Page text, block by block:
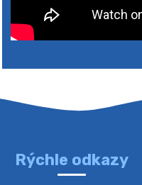
4. augusta 2026 10:05
Rýchle odkazy